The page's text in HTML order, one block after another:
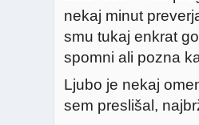
nekaj minut
smu tukaj enkrat
spomni ali pozna
Ljubo je nekaj
sem preslišal,